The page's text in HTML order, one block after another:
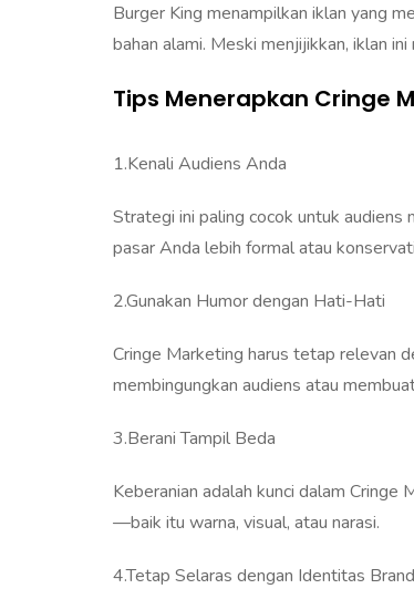
Burger King menampilkan iklan yang
bahan alami. Meski menjijikkan, iklan
Tips Menerapkan Cringe
1.Kenali Audiens Anda
Strategi ini paling cocok untuk
pasar Anda lebih formal atau
2.Gunakan Humor dengan Hati-Hati
Cringe Marketing harus tetap relevan
membingungkan audiens atau
3.Berani Tampil Beda
Keberanian adalah kunci dalam
—baik itu warna, visual, atau narasi.
4.Tetap Selaras dengan Identitas Brand